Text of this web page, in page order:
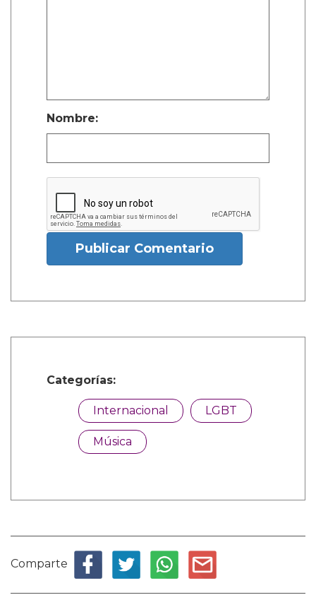
Nombre:
Publicar Comentario
Categorías:
Internacional LGBT
Música
Comparte